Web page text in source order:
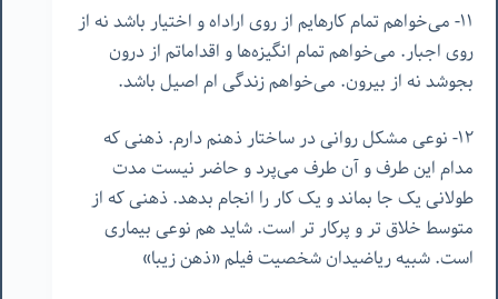
١١- می‌خواهم تمام کارهایم از روی اراداه و اختیار باشد نه از
روی اجبار. می‌خواهم تمام انگیزه‌ها و اقداماتم از درون
بجوشد نه از بیرون. می‌خواهم زندگی ام اصیل باشد.
١٢- نوعی مشکل روانی در ساختار ذهنم دارم. ذهنی که
مدام این طرف و آن طرف می‌پرد و حاضر نیست مدت
طولانی یک جا بماند و یک کار را انجام بدهد. ذهنی که از
متوسط خلاق تر و پرکار تر است. شاید هم نوعی بیماری
است. شبیه ریاضیدان شخصیت فیلم «ذهن زیبا»